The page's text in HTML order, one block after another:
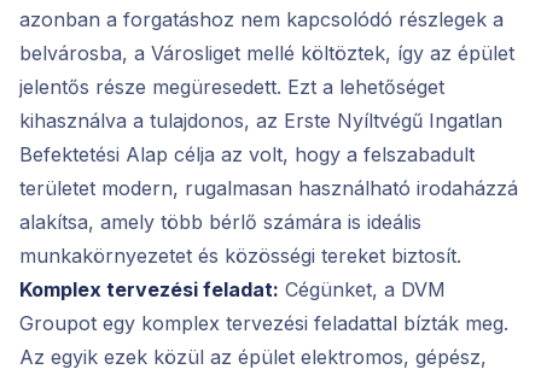
azonban a forgatáshoz nem kapcsolódó részlegek a
belvárosba, a Városliget mellé költöztek, így az épület
jelentős része megüresedett. Ezt a lehetőséget
kihasználva a tulajdonos, az Erste Nyíltvégű Ingatlan
Befektetési Alap célja az volt, hogy a felszabadult
területet modern, rugalmasan használható irodaházzá
alakítsa, amely több bérlő számára is ideális
munkakörnyezetet és közösségi tereket biztosít.
Komplex tervezési feladat: Cégünket, a DVM
Groupot egy komplex tervezési feladattal bízták meg.
Az egyik ezek közül az épület elektromos, gépész,